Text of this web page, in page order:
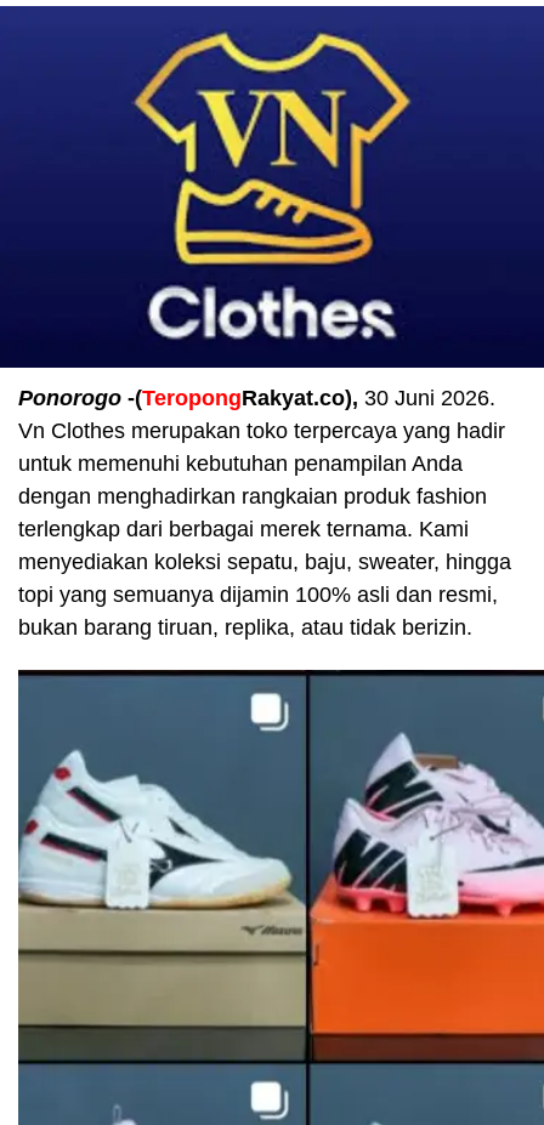
Ponorogo -(TeropongRakyat.co), 30 Juni 2026.
Vn Clothes merupakan toko terpercaya yang hadir
untuk memenuhi kebutuhan penampilan Anda
dengan menghadirkan rangkaian produk fashion
terlengkap dari berbagai merek ternama. Kami
menyediakan koleksi sepatu, baju, sweater, hingga
topi yang semuanya dijamin 100% asli dan resmi,
bukan barang tiruan, replika, atau tidak berizin.